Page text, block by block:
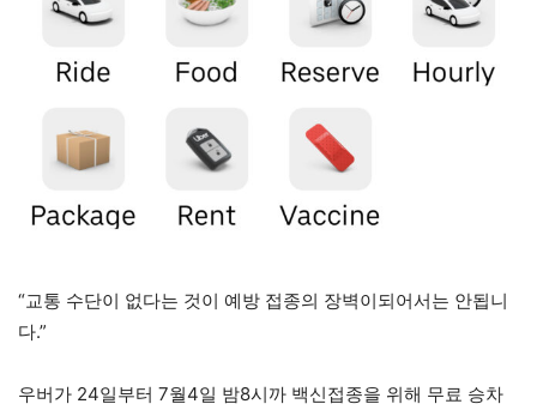
“교통 수단이 없다는 것이 예방 접종의 장벽이되어서는 안됩니
다.”
우버가 24일부터 7월4일 밤8시까 백신접종을 위해 무료 승차